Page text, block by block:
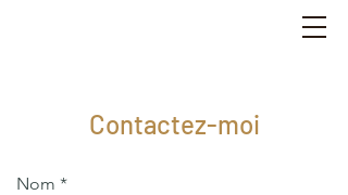
Contactez-moi
Nom